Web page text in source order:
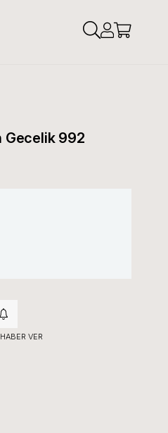
Gecelik 992
VER